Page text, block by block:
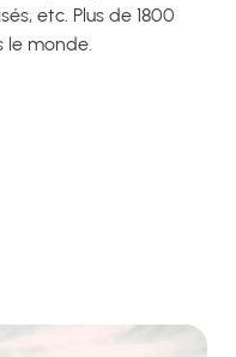
etc. Plus de 1800
le monde.